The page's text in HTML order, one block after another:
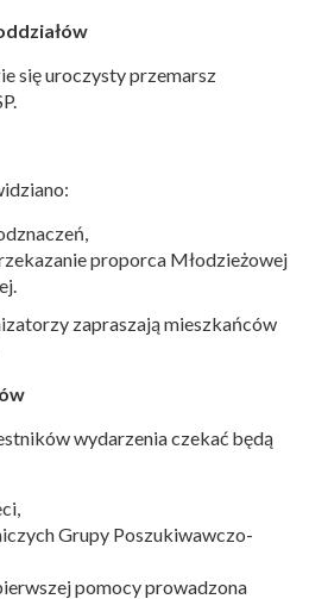
się uroczysty przemarsz
proporca Młodzieżowej
zapraszają mieszkańców
wydarzenia czekać będą
Grupy Poszukiwawczo-
pomocy prowadzona